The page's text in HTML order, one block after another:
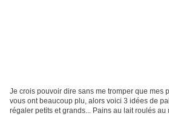
Je crois pouvoir dire sans me tromper que mes
vous ont beaucoup plu, alors voici 3 idées de
régaler petits et grands... Pains au lait roulés